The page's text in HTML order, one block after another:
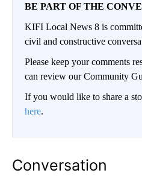
BE PART OF THE
KIFI Local News 8 is
civil and constructive
Please keep your comments
can review our Community
If you would like to share a
here.
Conversation